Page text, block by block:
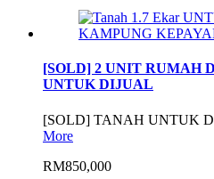
[SOLD] 2 UNIT RUMAH
UNTUK DIJUAL
[SOLD] TANAH UNTUK
More
RM850,000